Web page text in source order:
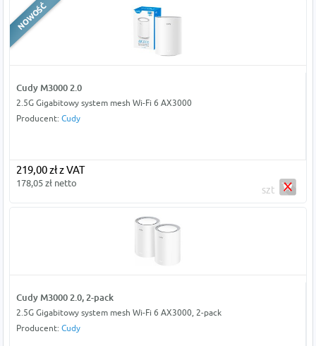
Cudy M3000 2.0
2.5G Gigabitowy system mesh Wi-Fi 6 AX3000
Producent: Cudy
219,00 zł z VAT
178,05 zł netto
szt
Cudy M3000 2.0, 2-pack
2.5G Gigabitowy system mesh Wi-Fi 6 AX3000, 2-pack
Producent: Cudy